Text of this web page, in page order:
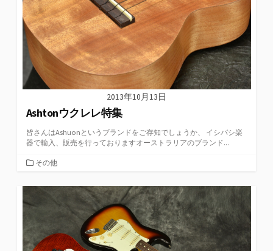
2013年10月13日
Ashtonウクレレ特集
皆さんはAshuonというブランドをご存知でしょうか、 イシバシ楽
器で輸入、販売を行っておりますオーストラリアのブランド...
カ
ゴ
ー
その他